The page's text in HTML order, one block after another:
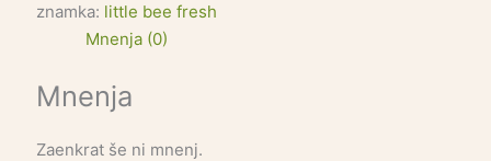
znamka: little bee fresh
Mnenja (0)
Mnenja
Zaenkrat še ni mnenj.